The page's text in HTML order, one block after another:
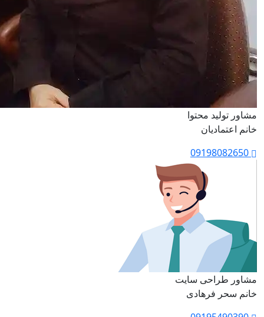
مشاور تولید محتوا
خانم اعتمادیان
مشاور طراحی سایت
خانم سحر فرهادی